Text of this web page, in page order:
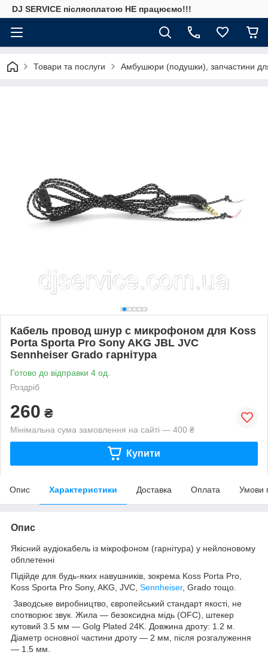
DJ SERVICE пiсляоплатою НЕ працюємо!!!
Товари та послуги Амбушюри (подушки), запчастини
Кабель провод шнур с микрофоном для Koss
Porta Sporta Pro Sony AKG JBL JVC
Sennheiser Grado гарнітура
Готово до відправки 4 од.
Роздріб
260 ₴
Мінімальна сума замовлення на сайті — 400 ₴
Купити
Опис Характеристики Доставка Оплата Умови
Опис
Якісний аудіокабель із мікрофоном (гарнітура) у нейлоновому
обплетенні
Підійде для будь-яких навушників, зокрема Koss Porta Pro,
Koss Sporta Pro Sony, AKG, JVC, Sennheiser, Grado тощо.
Заводське виробництво, європейський стандарт якості, не
спотворює звук. Жила — безоксидна мідь (OFC), штекер
кутовий 3.5 мм — Golg Plated 24K. Довжина дроту: 1.2 м.
Діаметр основної частини дроту — 2 мм, після розгалуження
— 1.5 мм.